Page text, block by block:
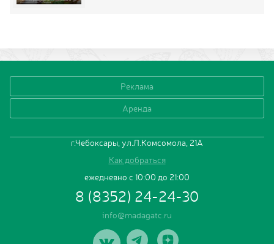
Реклама
Аренда
г.Чебоксары, ул.Л.Комсомола, 21А
Как добраться
ежедневно с 10:00 до 21:00
8 (8352) 24-24-30
info@madagatc.ru